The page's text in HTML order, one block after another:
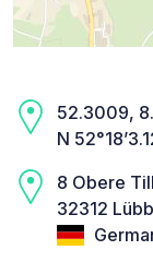
52.3009,
N
8 Obere
32312